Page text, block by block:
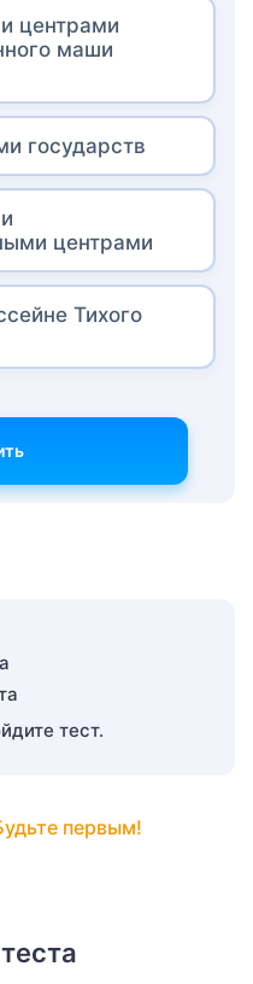
центрами
маши
государств
центрами
Тихого
тест.
первым!